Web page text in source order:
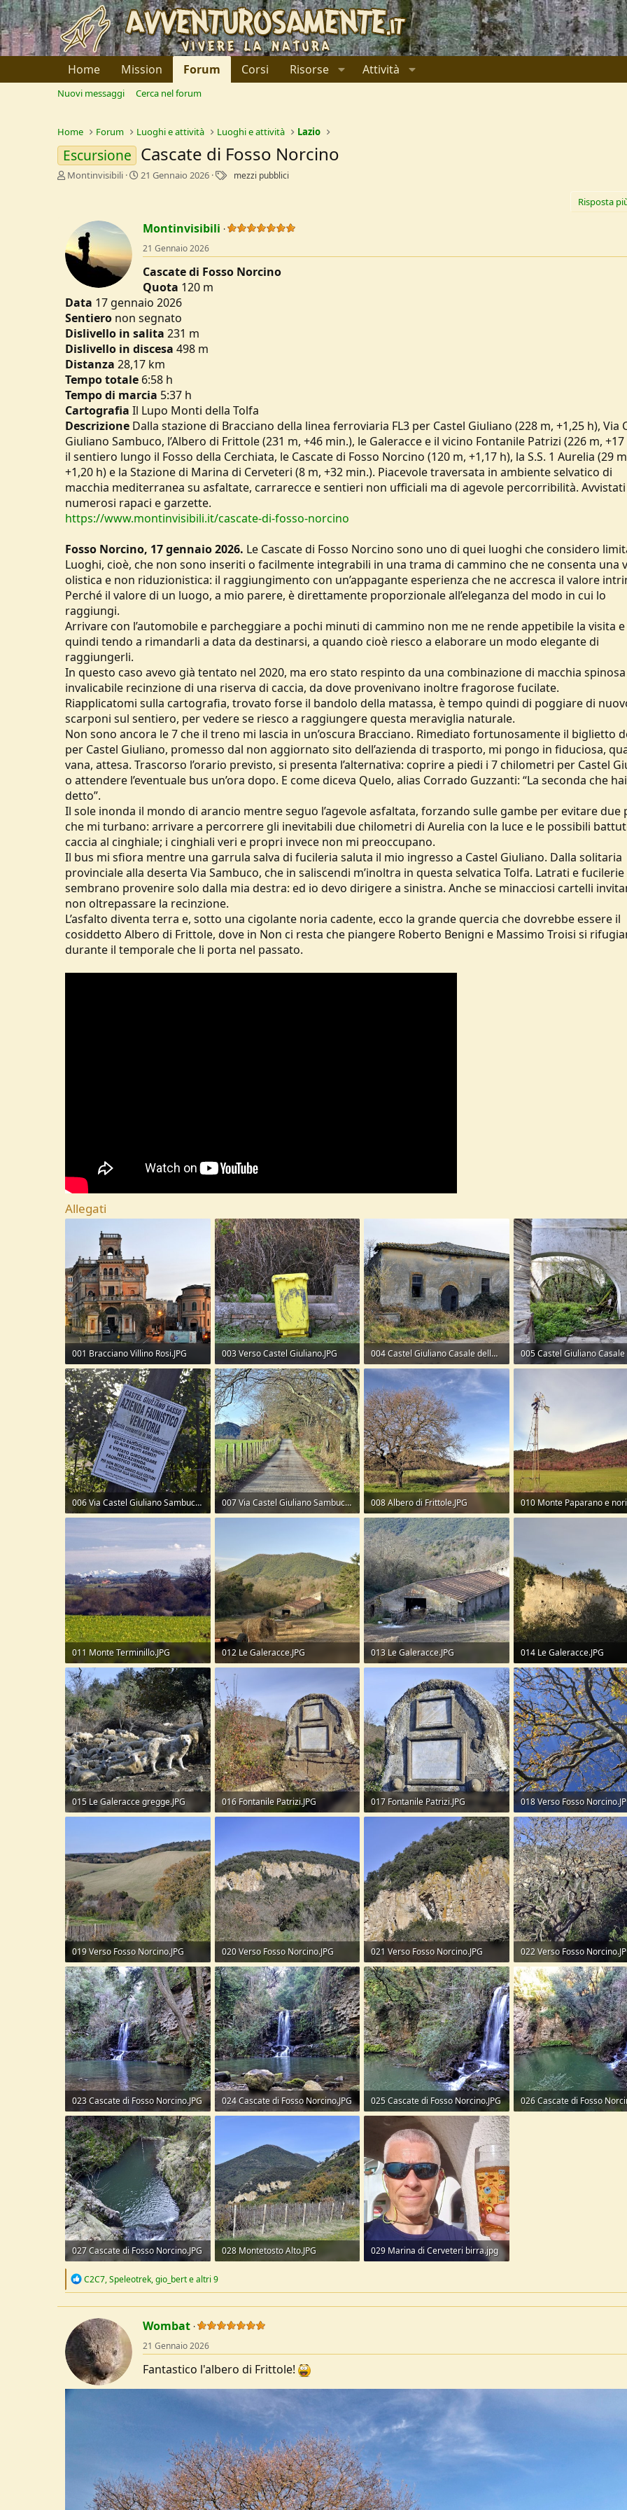
Home Mission Forum Corsi Risorse Attività
Nuovi messaggi Cerca nel forum
Home Forum Luoghi e attività Luoghi e attività Lazio
Escursione Cascate di Fosso Norcino
C
r
e
D
s
c
u
s
s
i
o
n
e
Montinvisibili
D
d
z
i
o
21 Gennaio 2026 mezzi pubblici
Risposta
Montinvisibili
21 Gennaio 2026
Cascate di Fosso Norcino
Quota 120 m
Data 17 gennaio 2026
Sentiero non segnato
Dislivello in salita 231 m
Dislivello in discesa 498 m
Distanza 28,17 km
Tempototale 6:58 h
Tempo di marcia 5:37 h
Cartografia Il Lupo Monti della Tolfa
Descrizione Dalla stazione di Bracciano della linea ferroviaria FL3 per Castel Giuliano (228 m, +1,25 h), Via
Giuliano Sambuco, l’Albero di Frittole (231 m, +46 min.), le Galeracce e il vicino Fontanile Patrizi (226 m,
il sentiero lungo il Fosso della Cerchiata, le Cascate di Fosso Norcino (120 m, +1,17 h), la S.S. 1 Aurelia (29
+1,20 h) e la Stazione di Marina di Cerveteri (8 m, +32 min.). Piacevole traversata in ambiente selvatico di
macchia mediterranea su asfaltate, carrarecce e sentieri non ufficiali ma di agevole percorribilità. Avvistati
numerosi rapaci e garzette.
https://www.montinvisibili.it/cascate-di-fosso-norcino
Fosso Norcino, 17 gennaio 2026. Le Cascate di Fosso Norcino sono uno di quei luoghi che considero
Luoghi, cioè, che non sono inseriti o facilmente integrabili in una trama di cammino che ne consenta una
olistica e non riduzionistica: il raggiungimento con un’appagante esperienza che ne accresca il valore
Perché il valore di un luogo, a mio parere, è direttamente proporzionale all’eleganza del modo in cui lo
raggiungi.
Arrivare con l’automobile e parcheggiare a pochi minuti di cammino non me ne rende appetibile la visita e
quindi tendo a rimandarli a data da destinarsi, a quando cioè riesco a elaborare un modo elegante di
raggiungerli.
In questo caso avevo già tentato nel 2020, ma ero stato respinto da una combinazione di macchia
invalicabile recinzione di una riserva di caccia, da dove provenivano inoltre fragorose fucilate.
Riapplicatomi sulla cartografia, trovato forse il bandolo della matassa, è tempo quindi di poggiare di
scarponi sul sentiero, per vedere se riesco a raggiungere questa meraviglia naturale.
Non sono ancora le 7 che il treno mi lascia in un’oscura Bracciano. Rimediato fortunosamente il biglietto
per Castel Giuliano, promesso dal non aggiornato sito dell’azienda di trasporto, mi pongo in fiduciosa,
vana, attesa. Trascorso l’orario previsto, si presenta l’alternativa: coprire a piedi i 7 chilometri per Castel
o attendere l’eventuale bus un’ora dopo. E come diceva Quelo, alias Corrado Guzzanti: “La seconda che hai
detto”.
Il sole inonda il mondo di arancio mentre seguo l’agevole asfaltata, forzando sulle gambe per evitare due
che mi turbano: arrivare a percorrere gli inevitabili due chilometri di Aurelia con la luce e le possibili
caccia al cinghiale; i cinghiali veri e propri invece non mi preoccupano.
Il bus mi sfiora mentre una garrula salva di fucileria saluta il mio ingresso a Castel Giuliano. Dalla solitaria
provinciale alla deserta Via Sambuco, che in saliscendi m’inoltra in questa selvatica Tolfa. Latrati e fucilerie
sembrano provenire solo dalla mia destra: ed io devo dirigere a sinistra. Anche se minacciosi cartelli
non oltrepassare la recinzione.
L’asfalto diventa terra e, sotto una cigolante noria cadente, ecco la grande quercia che dovrebbe essere il
cosiddetto Albero di Frittole, dove in Non ci resta che piangere Roberto Benigni e Massimo Troisi si
durante il temporale che li porta nel passato.
Allegati
001 Bracciano Villino Rosi.JPG
235,6 KB · Visite: 89
003 Verso Castel Giuliano.JPG
465,5 KB · Visite: 85
004 Castel Giuliano Casale della Vignaccia.JPG
353,4 KB · Visite: 100
006 Via Castel Giuliano Sambuco.JPG
383,9 KB · Visite: 92
007 Via Castel Giuliano Sambuco.JPG
008 Albero di Frittole.JPG
384,3 KB · Visite: 177
010 Monte Paparano e
011 Monte Terminillo.JPG
286,5 KB · Visite: 99
012 Le Galeracce.JPG
286,3 KB · Visite: 109
013 Le Galeracce.JPG
014 Le Galeracce.JPG
250 KB · Visite: 101
015 Le Galeracce gregge.JPG
016 Fontanile Patrizi.JPG
017 Fontanile Patrizi.JPG
438,1 KB · Visite: 83
018 Verso Fosso
492,2 KB · Visite: 81
019 Verso Fosso Norcino.JPG
326,2 KB · Visite: 81
020 Verso Fosso Norcino.JPG
333,2 KB · Visite: 92
021 Verso Fosso Norcino.JPG
388,5 KB · Visite: 80
022 Verso Fosso
509,8 KB · Visite: 90
023 Cascate di Fosso Norcino.JPG
510,6 KB · Visite: 190
024 Cascate di Fosso Norcino.JPG
025 Cascate di Fosso Norcino.JPG
469,9 KB · Visite: 84
026 Cascate di Fosso
027 Cascate di Fosso Norcino.JPG
421,8 KB · Visite: 80
028 Montetosto Alto.JPG
029 Marina di Cerveteri birra.jpg
R
t
i
o
n
s
:
C2C7,Speleotrek,gio_berte altri 9
Wombat
21 Gennaio 2026
Fantastico l'albero di Frittole!